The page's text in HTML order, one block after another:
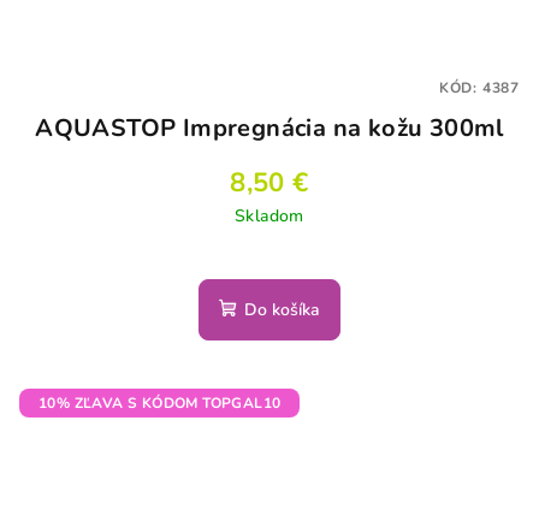
AQUASTOP Impregnácia na kožu 300ml
8,50 €
Skladom
Do košíka
KÓD: 4387
10% ZĽAVA S KÓDOM TOPGAL10